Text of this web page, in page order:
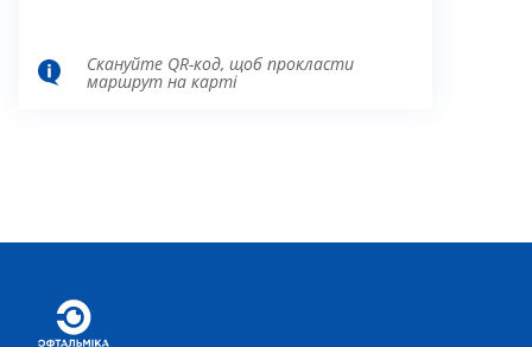
Скануйте QR-код, щоб прокласти
маршрут на карті